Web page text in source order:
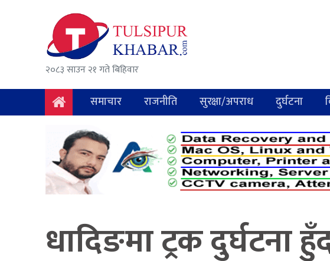
२०८३ साउन २१ गते बिहिवार
समाचार राजनीति सुरक्षा/अपराध दुर्घटना
राजनीति
धादिङमा ट्रक